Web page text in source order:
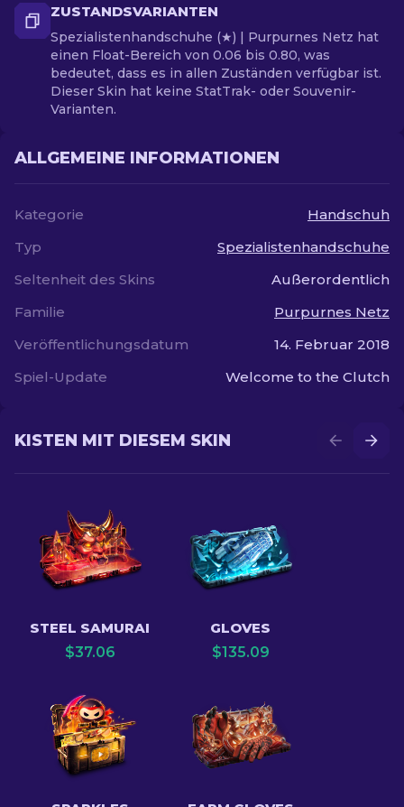
ZUSTANDSVARIANTEN
Spezialistenhandschuhe (★) | Purpurnes Netz hat
einen Float-Bereich von 0.06 bis 0.80, was
bedeutet, dass es in allen Zuständen verfügbar ist.
Dieser Skin hat keine StatTrak- oder Souvenir-
Varianten.
ALLGEMEINE INFORMATIONEN
Kategorie
Handschuh
Typ
Spezialistenhandschuhe
Seltenheit des Skins
Außerordentlich
Familie
Purpurnes Netz
Veröffentlichungsdatum
14. Februar 2018
Spiel-Update
Welcome to the Clutch
KISTEN MIT DIESEM SKIN
STEEL SAMURAI
$37.06
GLOVES
$135.09